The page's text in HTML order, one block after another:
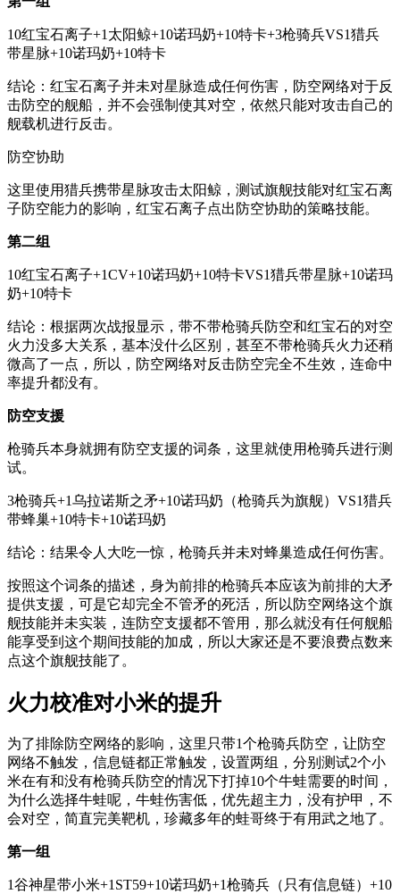
10红宝石离子+1太阳鲸+10诺玛奶+10特卡+3枪骑兵VS1猎兵
带星脉+10诺玛奶+10特卡
结论：红宝石离子并未对星脉造成任何伤害，防空网络对于反
击防空的舰船，并不会强制使其对空，依然只能对攻击自己的
舰载机进行反击。
防空协助
这里使用猎兵携带星脉攻击太阳鲸，测试旗舰技能对红宝石离
子防空能力的影响，红宝石离子点出防空协助的策略技能。
第二组
10红宝石离子+1CV+10诺玛奶+10特卡VS1猎兵带星脉+10诺玛
奶+10特卡
结论：根据两次战报显示，带不带枪骑兵防空和红宝石的对空
火力没多大关系，基本没什么区别，甚至不带枪骑兵火力还稍
微高了一点，所以，防空网络对反击防空完全不生效，连命中
率提升都没有。
防空支援
枪骑兵本身就拥有防空支援的词条，这里就使用枪骑兵进行测
试。
3枪骑兵+1乌拉诺斯之矛+10诺玛奶（枪骑兵为旗舰）VS1猎兵
带蜂巢+10特卡+10诺玛奶
结论：结果令人大吃一惊，枪骑兵并未对蜂巢造成任何伤害。
按照这个词条的描述，身为前排的枪骑兵本应该为前排的大矛
提供支援，可是它却完全不管矛的死活，所以防空网络这个旗
舰技能并未实装，连防空支援都不管用，那么就没有任何舰船
能享受到这个期间技能的加成，所以大家还是不要浪费点数来
点这个旗舰技能了。
火力校准对小米的提升
为了排除防空网络的影响，这里只带1个枪骑兵防空，让防空
网络不触发，信息链都正常触发，设置两组，分别测试2个小
米在有和没有枪骑兵防空的情况下打掉10个牛蛙需要的时间，
为什么选择牛蛙呢，牛蛙伤害低，优先超主力，没有护甲，不
会对空，简直完美靶机，珍藏多年的蛙哥终于有用武之地了。
第一组
1谷神星带小米+1ST59+10诺玛奶+1枪骑兵（只有信息链）+10